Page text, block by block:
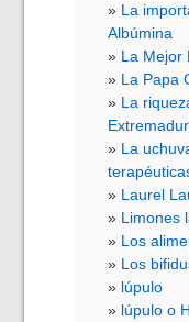
La
Albúmina
La Mejor
La Papa
La
La
Laurel
Limones
Los
Los
lúpulo
lúpulo o